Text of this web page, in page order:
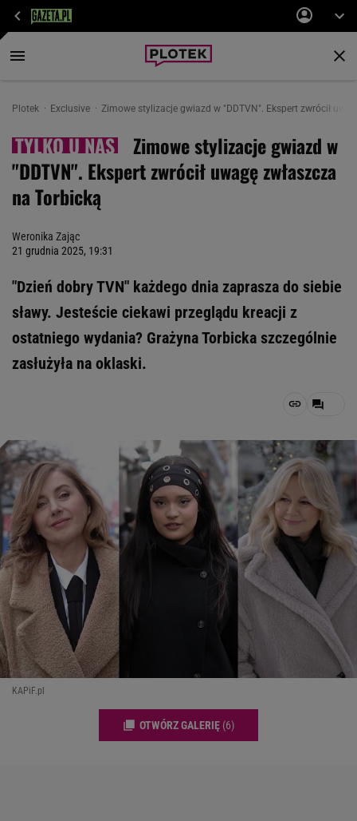
Plotek Exclusive Zimowe stylizacje gwiazd w "DDTVN". Ekspert zwrócił
Zimowe stylizacje gwiazd w
"DDTVN". Ekspert zwrócił uwagę zwłaszcza
na Torbicką
Weronika Zając
21 grudnia 2025, 19:31
"Dzień dobry TVN" każdego dnia zaprasza do siebie
sławy. Jesteście ciekawi przeglądu kreacji z
ostatniego wydania? Grażyna Torbicka szczególnie
zasłużyła na oklaski.
KAPiF.pl
OTWÓRZ GALERIĘ (6)